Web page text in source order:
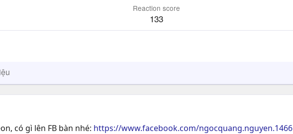
Reaction score
133
có gì lên FB bàn nhé: https://www.facebook.com/ngocquang.nguyen.1466